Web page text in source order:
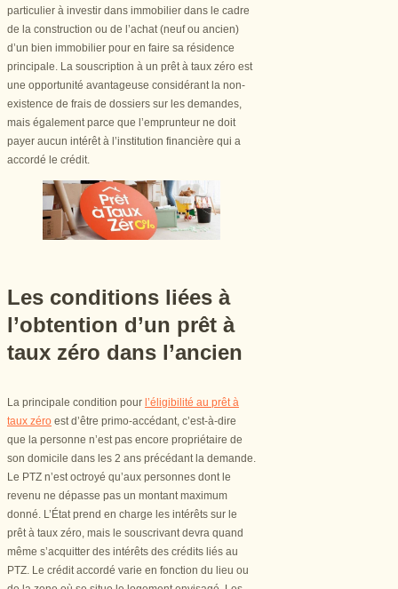
particulier à investir dans immobilier dans le cadre
de la construction ou de l’achat (neuf ou ancien)
d’un bien immobilier pour en faire sa résidence
principale. La souscription à un prêt à taux zéro est
une opportunité avantageuse considérant la non-
existence de frais de dossiers sur les demandes,
mais également parce que l’emprunteur ne doit
payer aucun intérêt à l’institution financière qui a
accordé le crédit.
Les conditions liées à
l’obtention d’un prêt à
taux zéro dans l’ancien
La principale condition pour l’éligibilité au prêt à
taux zéro est d’être primo-accédant, c’est-à-dire
que la personne n’est pas encore propriétaire de
son domicile dans les 2 ans précédant la demande.
Le PTZ n’est octroyé qu’aux personnes dont le
revenu ne dépasse pas un montant maximum
donné. L’État prend en charge les intérêts sur le
prêt à taux zéro, mais le souscrivant devra quand
même s’acquitter des intérêts des crédits liés au
PTZ. Le crédit accordé varie en fonction du lieu ou